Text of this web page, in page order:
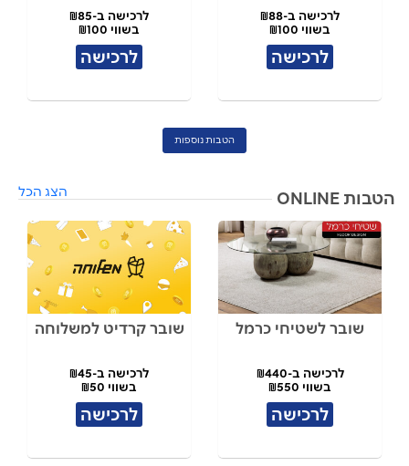
לרכישה ב-₪88
בשווי ₪100
לרכישה
לרכישה ב-₪85
בשווי ₪100
לרכישה
הטבות נוספות
הטבות ONLINE הצג הכל
שובר לשטיחי כרמל
לרכישה ב-₪440
בשווי ₪550
לרכישה
שובר קרדיט למשלוחה
לרכישה ב-₪45
בשווי ₪50
לרכישה